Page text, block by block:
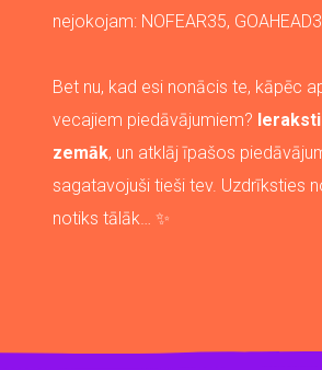
nejokojam: NOFEAR35,
Bet nu, kad esi nonācis te, kāpēc
vecajiem piedāvājumiem?
zemāk, un atklāj īpašos
sagatavojuši tieši tev. Uzdrīksties
notiks tālāk… ✨